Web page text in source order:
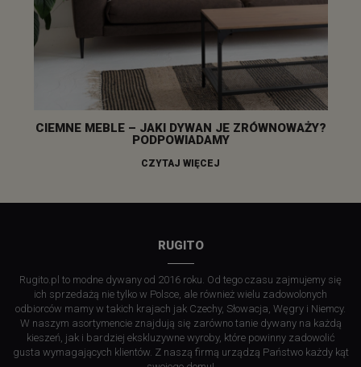
CIEMNE MEBLE – JAKI DYWAN JE ZRÓWNOWAŻY?
PODPOWIADAMY
CZYTAJ WIĘCEJ
RUGITO
Rugito.pl to modne dywany od 2016 roku. Od tego czasu zajmujemy się
ich sprzedażą nie tylko w Polsce, ale również wielu zadowolonych
odbiorców mamy w takich krajach jak Czechy, Słowacja, Węgry i Niemcy.
W naszym asortymencie znajdują się zarówno tanie dywany na każdą
kieszeń, jak i bardziej ekskluzywne wyroby, które powinny zadowolić
gusta wymagających klientów. Z naszą firmą urządzą Państwo każdy kąt